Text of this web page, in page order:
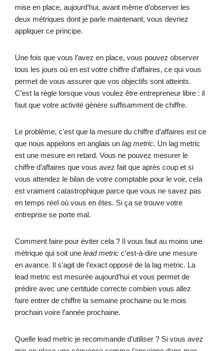
mise en place, aujourd’hui, avant même d’observer les
deux métriques dont je parle maintenant, vous devriez
appliquer ce principe.
Une fois que vous l’avez en place, vous pouvez observer
tous les jours où en est votre chiffre d’affaires, ce qui vous
permet de vous assurer que vos objectifs sont atteints.
C’est la règle lorsque vous voulez être entrepreneur libre : il
faut que votre activité génère suffisamment de chiffre.
Le problème, c’est que la mesure du chiffre d’affaires est ce
que nous appelons en anglais un lag metric. Un lag metric
est une mesure en retard. Vous ne pouvez mesurer le
chiffre d’affaires que vous avez fait que après coup et si
vous attendez le bilan de votre comptable pour le voir, cela
est vraiment catastrophique parce que vous ne savez pas
en temps réel où vous en êtes. Si ça se trouve votre
entreprise se porte mal.
Comment faire pour éviter cela ? Il vous faut au moins une
métrique qui soit une lead metric c’est-à-dire une mesure
en avance. Il s’agit de l’exact opposé de la lag metric. La
lead metric est mesurée aujourd’hui et vous permet de
prédire avec une certitude correcte combien vous allez
faire entrer de chiffre la semaine prochaine ou le mois
prochain voire l’année prochaine.
Quelle lead metric je recommande d’utiliser ? Si vous avez